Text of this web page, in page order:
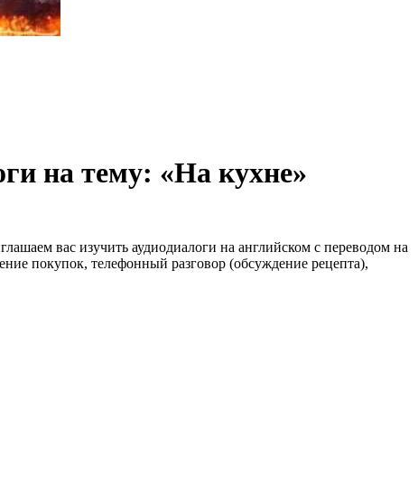
на тему: «На кухне»
вас изучить аудиодиалоги на английском с переводом на
покупок, телефонный разговор (обсуждение рецепта),